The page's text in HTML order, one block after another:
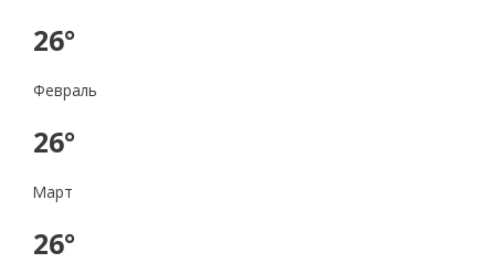
26°
Февраль
26°
Март
26°